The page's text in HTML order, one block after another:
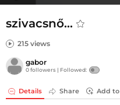
szivacsnő...
215 views
gabor
0 followers | Followed:
Details Share Add to